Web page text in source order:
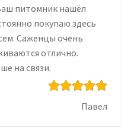
питомник нашёл
покупаю здесь
Саженцы очень
отлично.
на связи.
Павел